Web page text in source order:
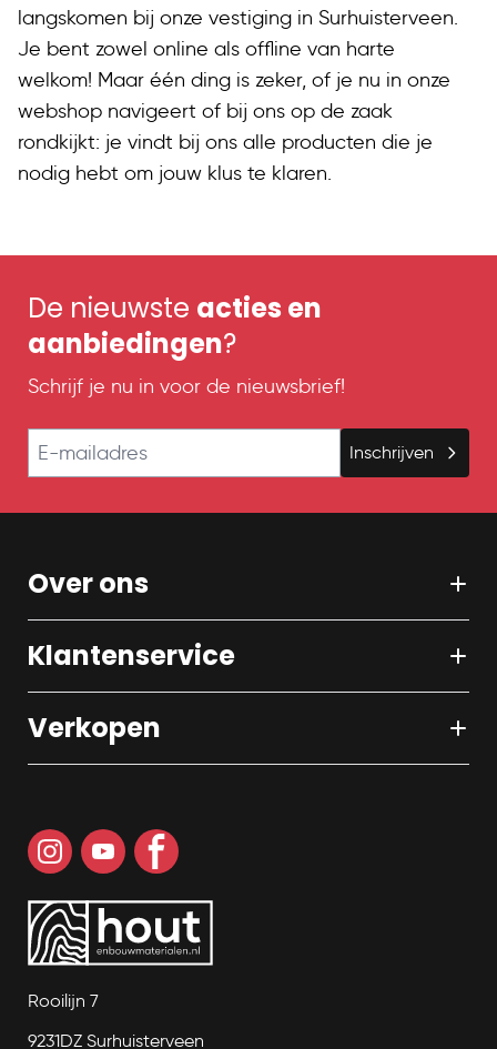
langskomen bij onze vestiging in Surhuisterveen.
Je bent zowel online als offline van harte
welkom! Maar één ding is zeker, of je nu in onze
webshop navigeert of bij ons op de zaak
rondkijkt: je vindt bij ons alle producten die je
nodig hebt om jouw klus te klaren.
De nieuwste acties en
aanbiedingen?
Schrijf je nu in voor de nieuwsbrief!
E-mailadres
Inschrijven
Over ons
Klantenservice
Verkopen
Rooilijn 7
9231DZ Surhuisterveen